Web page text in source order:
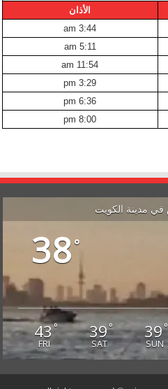
الأذان
3:44 am
5:11 am
11:54 am
3:29 pm
6:36 pm
8:00 pm
مدينة الكويت
38°
43°
FRI
39°
SAT
39°
SUN